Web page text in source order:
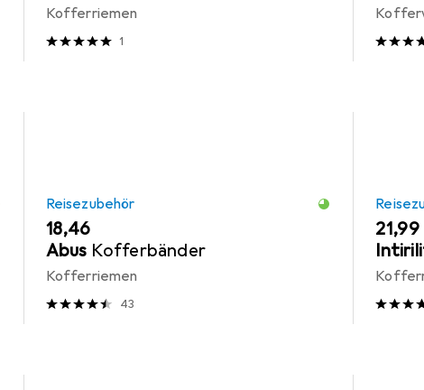
Kofferriemen
1
Reisezubehör
EUR
18,46
Abus Kofferbänder
Kofferriemen
43
EUR
21,99